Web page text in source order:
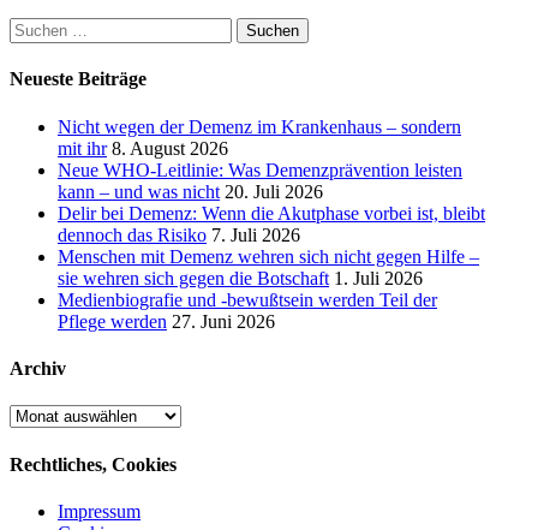
Suchen
nach:
Neueste Beiträge
Nicht wegen der Demenz im Krankenhaus – sondern
mit ihr 8. August 2026
Neue WHO-Leitlinie: Was Demenzprävention leisten
kann – und was nicht 20. Juli 2026
Delir bei Demenz: Wenn die Akutphase vorbei ist, bleibt
dennoch das Risiko 7. Juli 2026
Menschen mit Demenz wehren sich nicht gegen Hilfe –
sie wehren sich gegen die Botschaft 1. Juli 2026
Medienbiografie und -bewußtsein werden Teil der
Pflege werden 27. Juni 2026
Archiv
Archiv
Rechtliches, Cookies
Impressum